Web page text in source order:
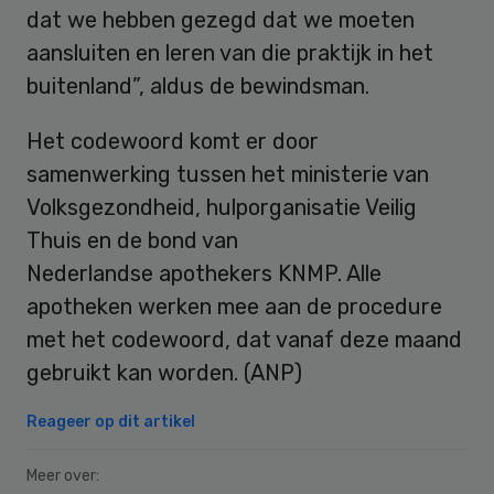
dat we hebben gezegd dat we moeten
aansluiten en leren van die praktijk in het
buitenland”, aldus de bewindsman.
Het codewoord komt er door
samenwerking tussen het ministerie van
Volksgezondheid, hulporganisatie Veilig
Thuis en de bond van
Nederlandse apothekers KNMP. Alle
apotheken werken mee aan de procedure
met het codewoord, dat vanaf deze maand
gebruikt kan worden. (ANP)
Reageer op dit artikel
Meer over: